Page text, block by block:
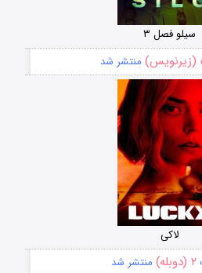
سیلو فصل ۳
منتشر شد
لاکی
۲ (دوبله) منتشر شد